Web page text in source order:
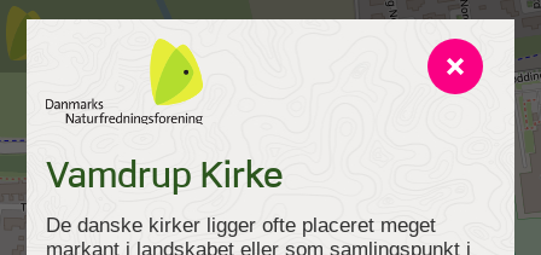
Vamdrup Kirke
De danske kirker ligger ofte placeret meget
markant i landskabet eller som samlingspunkt i